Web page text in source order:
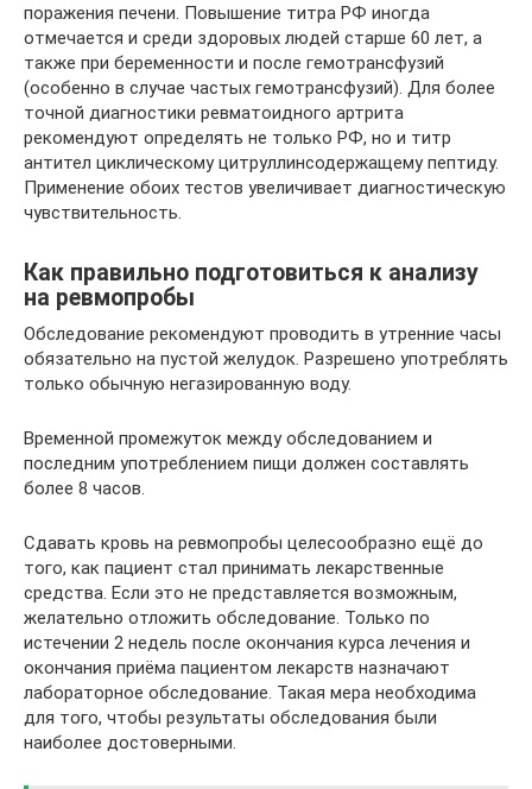
поражения печени. Повышение титра РФ иногда
отмечается и среди здоровых людей старше 60 лет, а
также при беременности и после гемотрансфузий
(особенно в случае частых гемотрансфузий). Для более
точной диагностики ревматоидного артрита
рекомендуют определять не только РФ, но и титр
антител циклическому цитруллинсодержащему пептиду.
Применение обоих тестов увеличивает диагностическую
чувствительность.
Как правильно подготовиться к анализу
на ревмопробы
Обследование рекомендуют проводить в утренние часы
обязательно на пустой желудок. Разрешено употреблять
только обычную негазированную воду.
Временной промежуток между обследованием и
последним употреблением пищи должен составлять
более 8 часов.
Сдавать кровь на ревмопробы целесообразно ещё до
того, как пациент стал принимать лекарственные
средства. Если это не представляется возможным,
желательно отложить обследование. Только по
истечении 2 недель после окончания курса лечения и
окончания приёма пациентом лекарств назначают
лабораторное обследование. Такая мера необходима
для того, чтобы результаты обследования были
наиболее достоверными.